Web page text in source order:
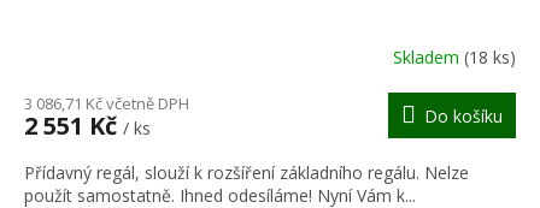
R
M
A
Skladem (18 ks)
3 086,71 Kč včetně DPH
2 551 Kč / ks
Do košíku
Přídavný regál, slouží k rozšíření základního regálu. Nelze
použít samostatně. Ihned odesíláme! Nyní Vám k...